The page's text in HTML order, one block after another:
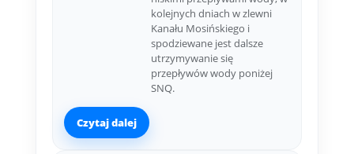
kolejnych dniach w zlewni
Kanału Mosińskiego i
spodziewane jest dalsze
utrzymywanie się
przepływów wody poniżej
SNQ.
Czytaj dalej